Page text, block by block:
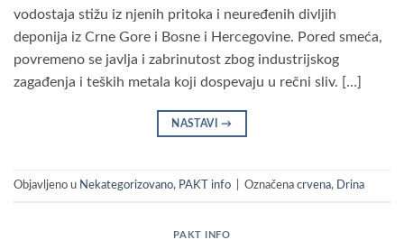
vodostaja stižu iz njenih pritoka i neuređenih divljih
deponija iz Crne Gore i Bosne i Hercegovine. Pored smeća,
povremeno se javlja i zabrinutost zbog industrijskog
zagađenja i teških metala koji dospevaju u rečni sliv. […]
NASTAVI→
Objavljeno u Nekategorizovano, PAKT info Označena crvena, Drina
PAKT INFO